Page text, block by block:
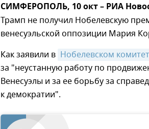
СИМФЕРОПОЛЬ, 10 окт – РИА
Трамп не получил Нобелевскую
венесуэльской оппозиции Мария
Как заявили в Нобелевском
за "неустанную работу по
Венесуэлы и за ее борьбу за
к демократии".